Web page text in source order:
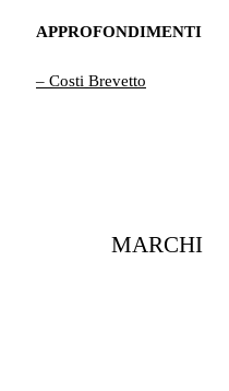
APPROFONDIMENTI
– Costi Brevetto
MARCHI